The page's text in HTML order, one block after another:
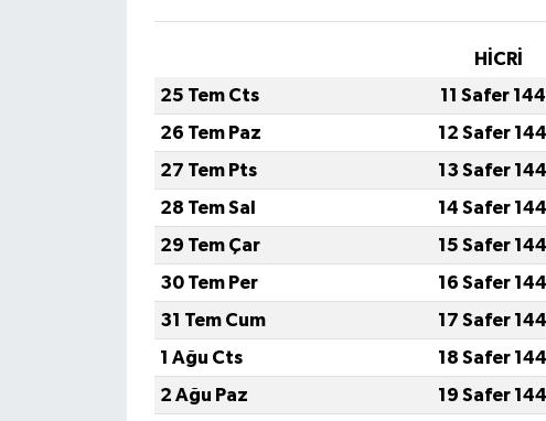
HİCRİ
25 Tem Cts
11 Safer
26 Tem Paz
12 Safer
27 Tem Pts
13 Safer
28 Tem Sal
14 Safer
29 Tem Çar
15 Safer
30 Tem Per
16 Safer
31 Tem Cum
17 Safer
1 Ağu Cts
18 Safer
2 Ağu Paz
19 Safer